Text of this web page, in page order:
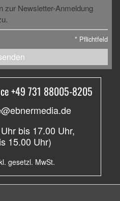
zur Newsletter-Anmeldung
* Pflichtfeld
+49 731 88005-8205
bis 17.00 Uhr,
15.00 Uhr)
gesetzl. MwSt.